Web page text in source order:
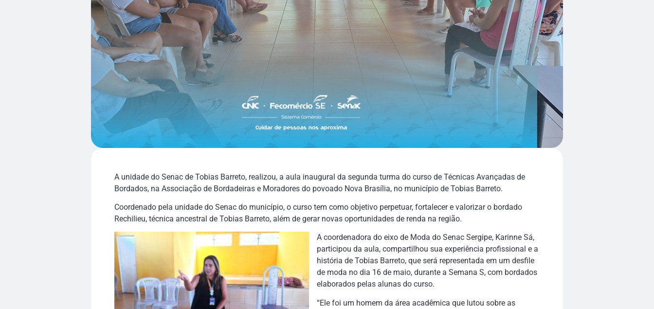
A unidade do Senac de Tobias Barreto, realizou, a aula inaugural da segunda turma do curso de Técnicas Avançadas de
Bordados, na Associação de Bordadeiras e Moradores do povoado Nova Brasília, no município de Tobias Barreto.
Coordenado pela unidade do Senac do município, o curso tem como objetivo perpetuar, fortalecer e valorizar o bordado
Rechilieu, técnica ancestral de Tobias Barreto, além de gerar novas oportunidades de renda na região.
A coordenadora do eixo de Moda do Senac Sergipe, Karinne Sá,
participou da aula, compartilhou sua experiência profissional e a
história de Tobias Barreto, que será representada em um desfile
de moda no dia 16 de maio, durante a Semana S, com bordados
elaborados pelas alunas do curso.
“Ele foi um homem da área acadêmica que lutou sobre as